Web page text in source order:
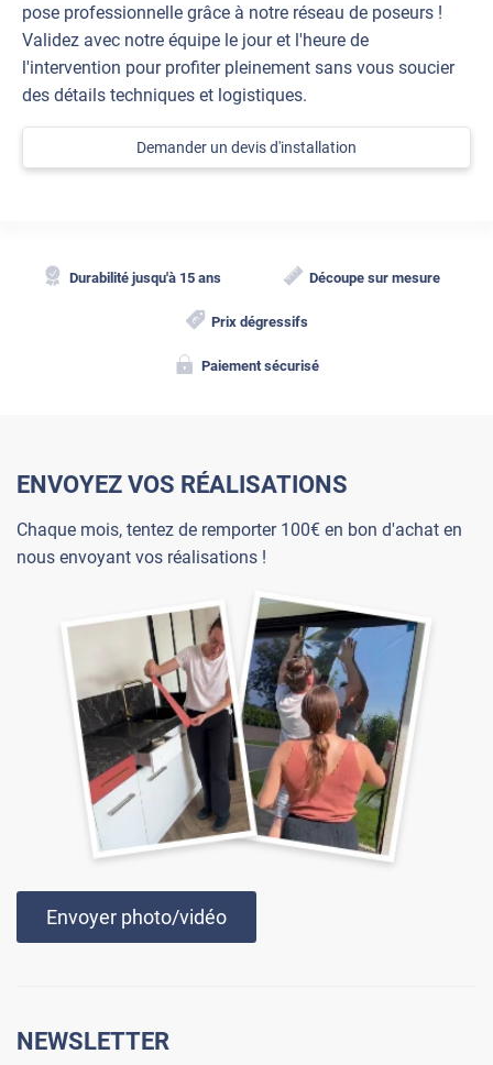
pose professionnelle grâce à notre réseau de poseurs !
Validez avec notre équipe le jour et l'heure de
l'intervention pour profiter pleinement sans vous soucier
des détails techniques et logistiques.
Demander un devis d'installation
Durabilité jusqu'à 15 ans Découpe sur mesure
Prix dégressifs
Paiement sécurisé
ENVOYEZ VOS RÉALISATIONS
Chaque mois, tentez de remporter 100€ en bon d'achat en
nous envoyant vos réalisations !
Envoyer photo/vidéo
NEWSLETTER